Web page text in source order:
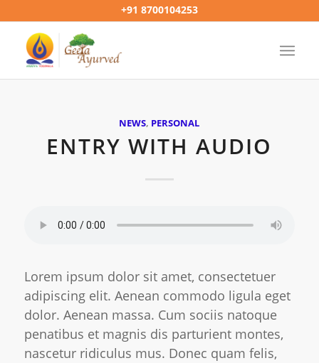
+91 8700104253
NEWS, PERSONAL
ENTRY WITH AUDIO
Lorem ipsum dolor sit amet, consectetuer
adipiscing elit. Aenean commodo ligula eget
dolor. Aenean massa. Cum sociis natoque
penatibus et magnis dis parturient montes,
nascetur ridiculus mus. Donec quam felis,